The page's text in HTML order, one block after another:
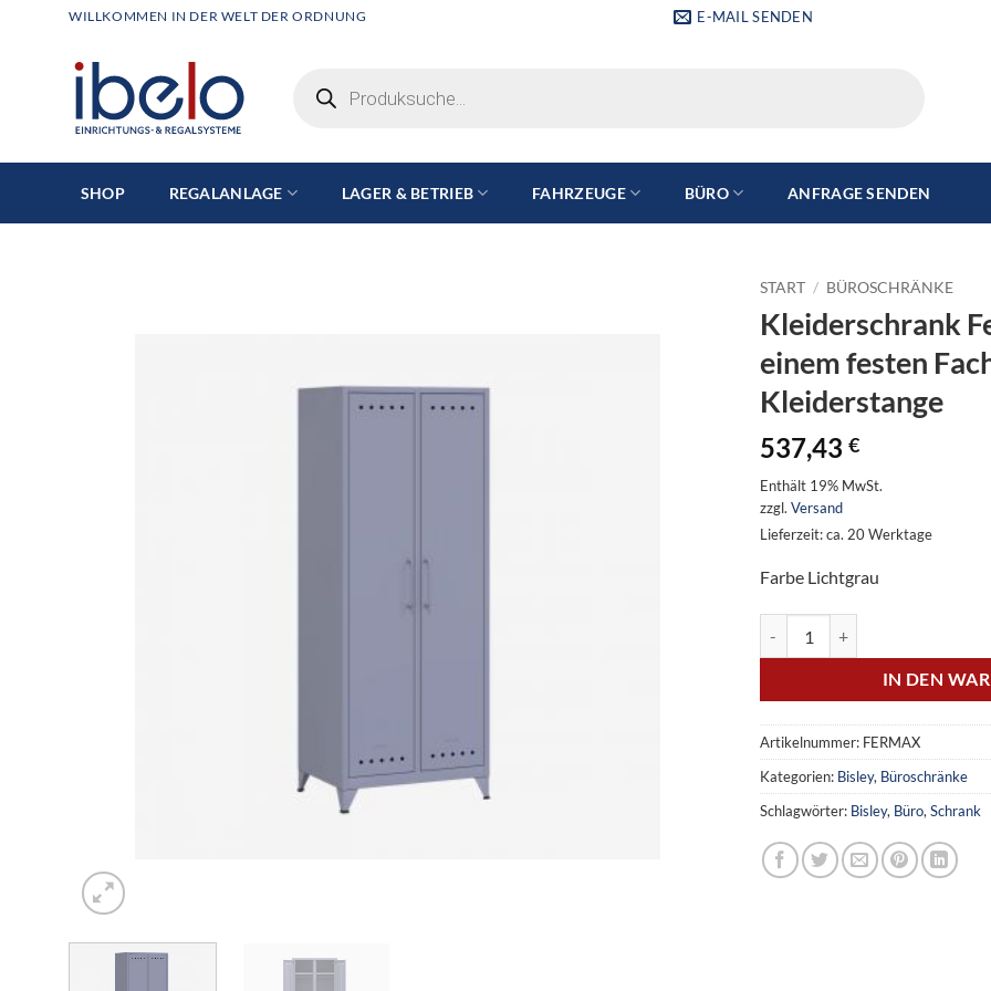
WILLKOMMEN IN DER WELT DER ORDNUNG E-MAIL SENDEN
search
SHOP REGALANLAGE LAGER & BETRIEB FAHRZEUGE BÜRO ANFRAGE SENDEN
START / BÜROSCHRÄNKE
Kleiderschrank
einem festen
Kleiderstange
537,43 €
Enthält 19% MwSt.
zzgl. Versand
Lieferzeit: ca. 20 Werktage
Farbe Lichtgrau
IN DEN
Artikelnummer: FERMAX
Kategorien: Bisley, Büroschränke
Schlagwörter: Bisley, Büro, Schrank